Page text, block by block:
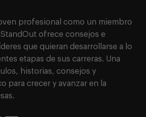
profesional como un miembro
ofrece consejos e
que quieran desarrollarse a lo
etapas de sus carreras. Una
historias, consejos y
para crecer y avanzar en la